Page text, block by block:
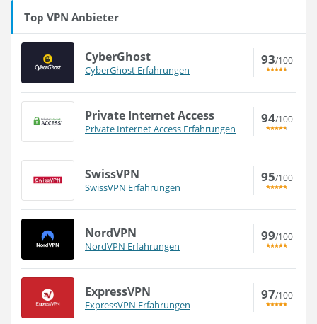
Top VPN Anbieter
CyberGhost
CyberGhost Erfahrungen
93/100
Private Internet Access
Private Internet Access Erfahrungen
94/100
SwissVPN
SwissVPN Erfahrungen
95/100
NordVPN
NordVPN Erfahrungen
99/100
ExpressVPN
ExpressVPN Erfahrungen
97/100